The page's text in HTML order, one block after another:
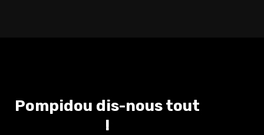
Pompidou dis-nous tout
!